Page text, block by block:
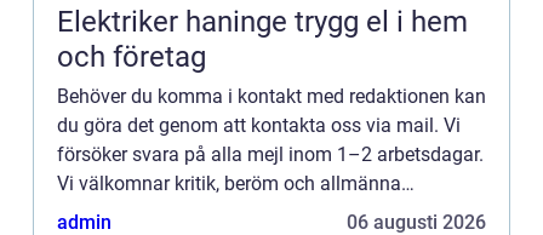
Elektriker haninge trygg el i hem
och företag
Behöver du komma i kontakt med redaktionen kan
du göra det genom att kontakta oss via mail. Vi
försöker svara på alla mejl inom 1–2 arbetsdagar.
Vi välkomnar kritik, beröm och allmänna
kommentarer till innehållet på vår sida.
admin 06 augusti 2026